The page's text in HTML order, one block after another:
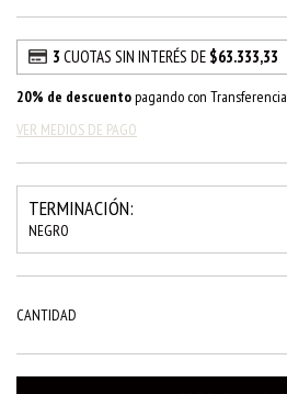
3 CUOTAS SIN INTERÉS DE $63.333,33
20% de descuentopagando con Transferencia
VER MEDIOS DE PAGO
TERMINACIÓN:
NEGRO
CANTIDAD